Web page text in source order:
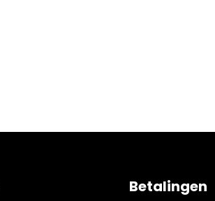
Betalingen